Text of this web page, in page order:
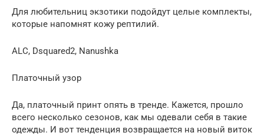
Для любительниц экзотики подойдут целые комплекты,
которые напомнят кожу рептилий.
ALC, Dsquared2, Nanushka
Платочный узор
Да, платочный принт опять в тренде. Кажется, прошло
всего несколько сезонов, как мы одевали себя в такие
одежды. И вот тенденция возвращается на новый виток